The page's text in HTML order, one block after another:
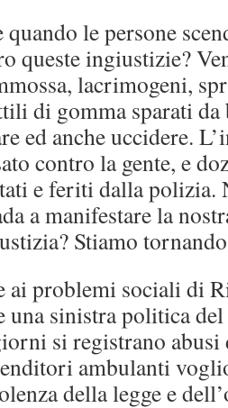
quando le persone
queste ingiustizie?
lacrimogeni,
di gomma sparati da
ed anche uccidere.
contro la gente, e
e feriti dalla polizia.
a manifestare la
Stiamo
ai problemi sociali di
una sinistra politica
si registrano abusi
ambulanti
della legge e